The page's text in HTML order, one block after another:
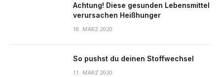
Achtung! Diese gesunden Lebensmittel
verursachen Heißhunger
18. MÄRZ 2020
So pushst du deinen Stoffwechsel
11. MÄRZ 2020